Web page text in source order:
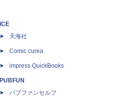
ICE
天海社
Comic curea
impress QuickBooks
PUBFUN
パブファンセルフ